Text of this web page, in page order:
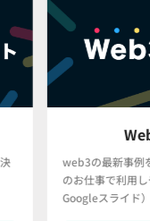
web3の最新事例
のお仕事で利用
Googleスライド